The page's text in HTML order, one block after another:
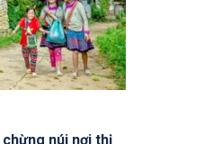
núi nơi thị